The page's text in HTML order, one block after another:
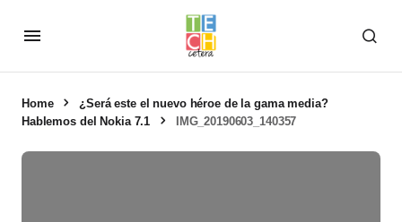
Home
¿Será este el nuevo héroe de la gama media?
Hablemos del Nokia 7.1
IMG_20190603_140357